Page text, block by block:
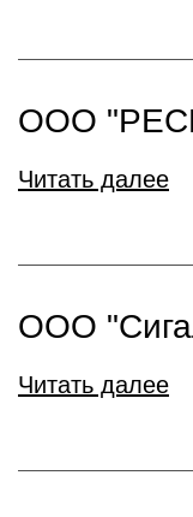
ООО
Читать далее
ООО
Читать далее